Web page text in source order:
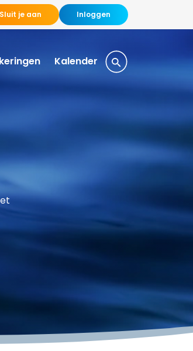
Sluit je aan Inloggen
Kalender